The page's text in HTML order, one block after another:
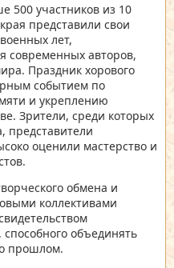
500 участников из 10
представили свои
лет,
современных авторов,
Праздник хорового
событием по
и укреплению
Зрители, среди которых
представители
оценили мастерство и
обмена и
коллективами
способного объединять
прошлом.